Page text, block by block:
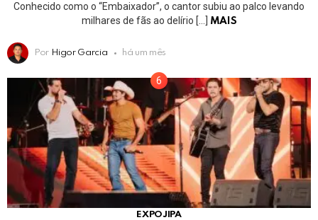
Conhecido como o “Embaixador”, o cantor subiu ao palco levando
milhares de fãs ao delírio […]
MAIS
Por Higor Garcia há um mês
EXPOJIPA